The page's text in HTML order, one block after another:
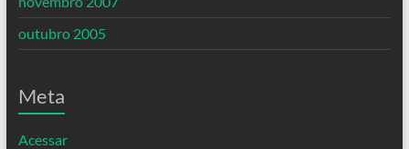
outubro 2005
Meta
Acessar